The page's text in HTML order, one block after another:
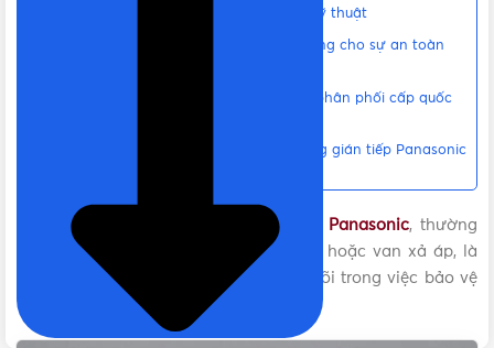
Màu Bạc ánh kim
Hướng dẫn thay thế an toàn và đúng kỹ thuật
Tại sao nên lựa chọn linh kiện chính hãng cho sự an toàn
Vật Tư 365 – Giải pháp an tâm từ nhà phân phối cấp quốc
Liên hệ mua Van 1 chiều máy nước nóng gián tiếp Panasonic
Van 1 chiều máy nước nóng gián tiếp Panasonic, thường
được giới kỹ thuật gọi là van an toàn hoặc van xả áp, là
một linh kiện cơ học đóng vai trò cốt lõi trong việc bảo vệ
toàn bộ hệ thống bình nóng lạnh.